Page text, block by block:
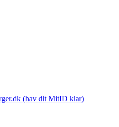
(hav dit MitID klar)